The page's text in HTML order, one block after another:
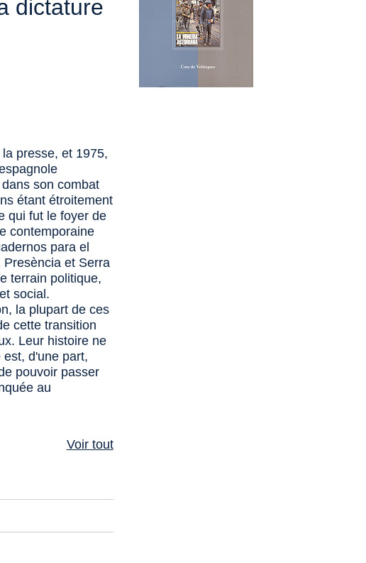
dictature
presse, et 1975,
son combat
étant étroitement
qui fut le foyer de
contemporaine
para el
Presència et Serra
terrain politique,
social.
la plupart de ces
cette transition
Leur histoire ne
d'une part,
pouvoir passer
au
Voir tout